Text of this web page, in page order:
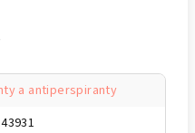
a antiperspiranty